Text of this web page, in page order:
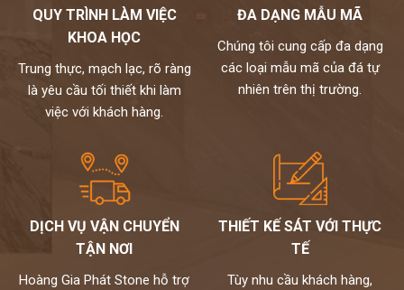
QUY TRÌNH LÀM VIỆC
KHOA HỌC
Trung thực, mạch lạc, rõ ràng
là yêu cầu tối thiết khi làm
việc với khách hàng.
ĐA DẠNG MẪU MÃ
Chúng tôi cung cấp đa dạng
các loại mẫu mã của đá tự
nhiên trên thị trường.
DỊCH VỤ VẬN CHUYỂN
TẬN NƠI
Hoàng Gia Phát Stone hỗ trợ
THIẾT KẾ SÁT VỚI THỰC
TẾ
Tùy nhu cầu khách hàng,